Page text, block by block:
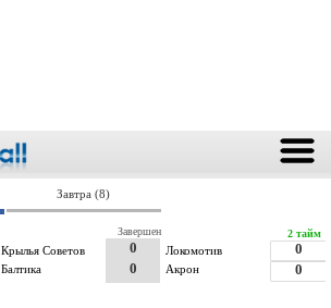
Завтра (8)
Крылья Советов
Балтика
Локомотив
0
0
Акрон
Завершен
0
0
2 тайм